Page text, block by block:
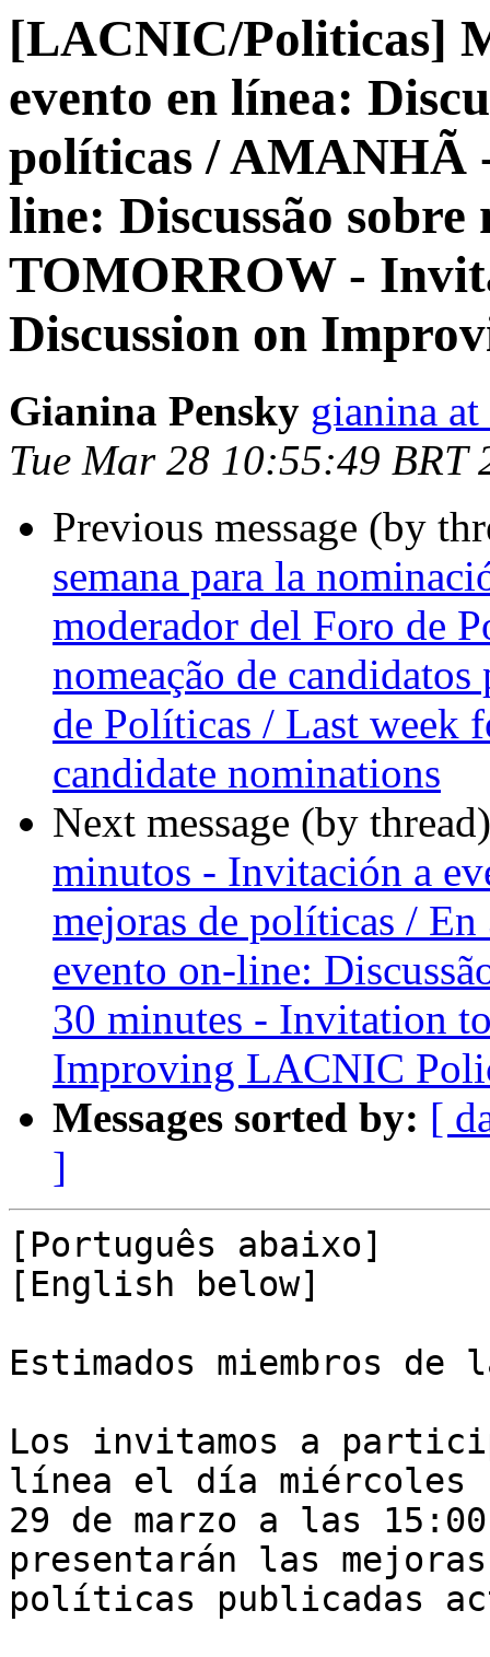
[LACNIC/Politicas]
evento en línea:
políticas / AMANHÃ
line: Discussão
TOMORROW -
Discussion on
Gianina Pensky gianina
Tue Mar 28 10:55:49 BRT
Previous message (by
semana para la
moderador del Foro de
nomeação de
de Políticas / Last week
candidate nominations
Next message (by
minutos - Invitación a
mejoras de políticas /
evento on-line:
30 minutes - Invitation
Improving LACNIC
Messages sorted by: [
]
[Português abaixo]
[English below]
Estimados miembros
Los invitamos a
línea el día miércoles
29 de marzo a las
presentarán las
políticas publicadas